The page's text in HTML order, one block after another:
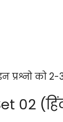
प्रश्नो
02